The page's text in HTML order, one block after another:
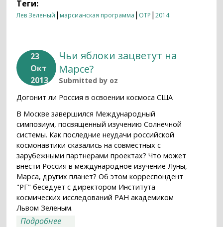
Теги:
Лев Зеленый | марсианская программа | ОТР |2014
23
Окт
2013
Чьи яблоки зацветут на
Марсе?
Submitted by oz
Догонит ли Россия в освоении космоса США
В Москве завершился Международный
симпозиум, посвященный изучению Солнечной
системы. Как последние неудачи российской
космонавтики сказались на совместных с
зарубежными партнерами проектах? Что может
внести Россия в международное изучение Луны,
Марса, других планет? Об этом корреспондент
"РГ" беседует с директором Института
космических исследований РАН академиком
Львом Зеленым.
Подробнее